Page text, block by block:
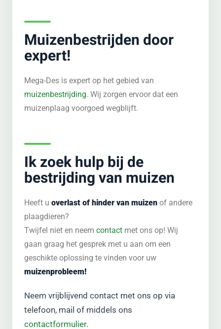
Muizenbestrijden door
expert!
Mega-Des is expert op het gebied van
muizenbestrijding. Wij zorgen ervoor dat een
muizenplaag voorgoed wegblijft.
Ik zoek hulp bij de
bestrijding van muizen
Heeft u overlast of hinder van muizen of andere
plaagdieren?
Twijfel niet en neem contact met ons op! Wij
gaan graag het gesprek met u aan om een
geschikte oplossing te vinden voor uw
muizenprobleem!
Neem vrijblijvend contact met ons op via
telefoon, mail of middels ons
contactformulier.